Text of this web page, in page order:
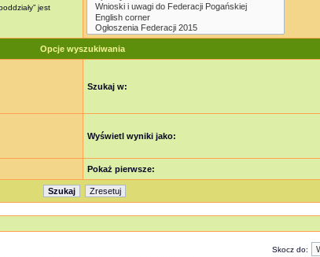
jest
Opcje wyszukiwania
Szukaj w:
Wyświetl wyniki jako:
Pokaż pierwsze:
Skocz do: